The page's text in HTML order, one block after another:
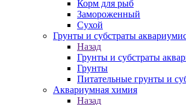
Корм для рыб
Замороженный
Сухой
Грунты и субстраты
Назад
Грунты и субстраты
Грунты
Питательные грунты и
Аквариумная химия
Назад